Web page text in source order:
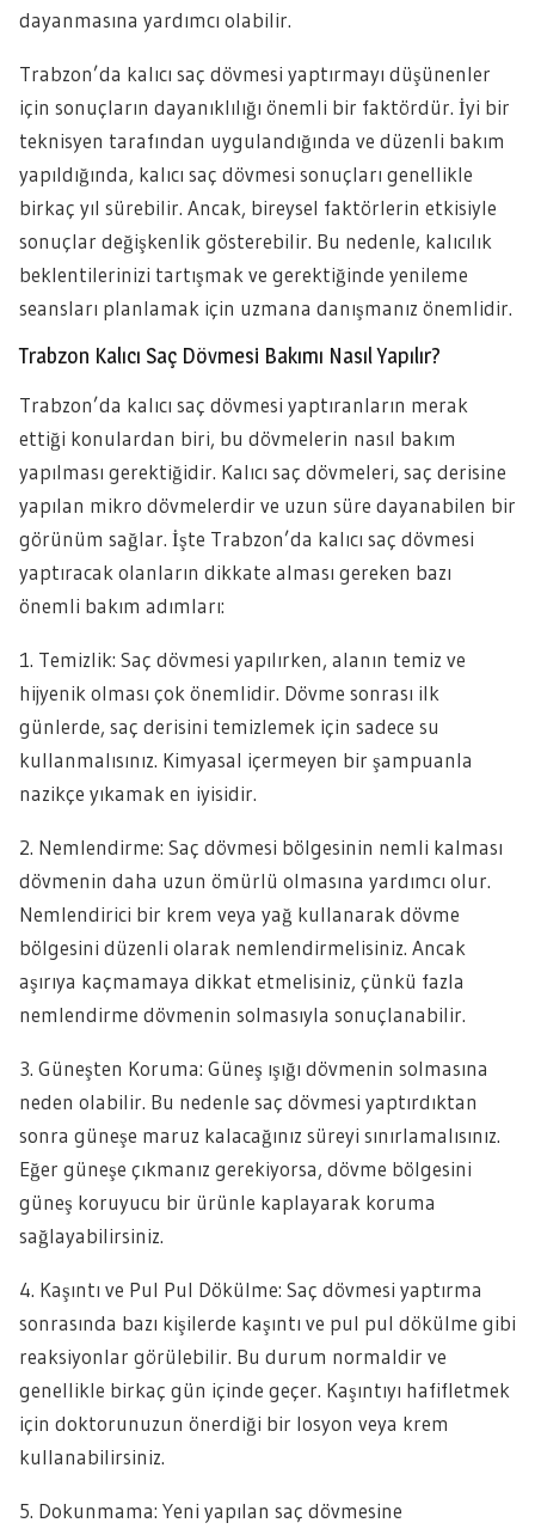
dayanmasına yardımcı olabilir.
Trabzon’da kalıcı saç dövmesi yaptırmayı düşünenler
için sonuçların dayanıklılığı önemli bir faktördür. İyi bir
teknisyen tarafından uygulandığında ve düzenli bakım
yapıldığında, kalıcı saç dövmesi sonuçları genellikle
birkaç yıl sürebilir. Ancak, bireysel faktörlerin etkisiyle
sonuçlar değişkenlik gösterebilir. Bu nedenle, kalıcılık
beklentilerinizi tartışmak ve gerektiğinde yenileme
seansları planlamak için uzmana danışmanız önemlidir.
Trabzon Kalıcı Saç Dövmesi Bakımı Nasıl Yapılır?
Trabzon’da kalıcı saç dövmesi yaptıranların merak
ettiği konulardan biri, bu dövmelerin nasıl bakım
yapılması gerektiğidir. Kalıcı saç dövmeleri, saç derisine
yapılan mikro dövmelerdir ve uzun süre dayanabilen bir
görünüm sağlar. İşte Trabzon’da kalıcı saç dövmesi
yaptıracak olanların dikkate alması gereken bazı
önemli bakım adımları:
1. Temizlik: Saç dövmesi yapılırken, alanın temiz ve
hijyenik olması çok önemlidir. Dövme sonrası ilk
günlerde, saç derisini temizlemek için sadece su
kullanmalısınız. Kimyasal içermeyen bir şampuanla
nazikçe yıkamak en iyisidir.
2. Nemlendirme: Saç dövmesi bölgesinin nemli kalması
dövmenin daha uzun ömürlü olmasına yardımcı olur.
Nemlendirici bir krem veya yağ kullanarak dövme
bölgesini düzenli olarak nemlendirmelisiniz. Ancak
aşırıya kaçmamaya dikkat etmelisiniz, çünkü fazla
nemlendirme dövmenin solmasıyla sonuçlanabilir.
3. Güneşten Koruma: Güneş ışığı dövmenin solmasına
neden olabilir. Bu nedenle saç dövmesi yaptırdıktan
sonra güneşe maruz kalacağınız süreyi sınırlamalısınız.
Eğer güneşe çıkmanız gerekiyorsa, dövme bölgesini
güneş koruyucu bir ürünle kaplayarak koruma
sağlayabilirsiniz.
4. Kaşıntı ve Pul Pul Dökülme: Saç dövmesi yaptırma
sonrasında bazı kişilerde kaşıntı ve pul pul dökülme gibi
reaksiyonlar görülebilir. Bu durum normaldir ve
genellikle birkaç gün içinde geçer. Kaşıntıyı hafifletmek
için doktorunuzun önerdiği bir losyon veya krem
kullanabilirsiniz.
5. Dokunmama: Yeni yapılan saç dövmesine